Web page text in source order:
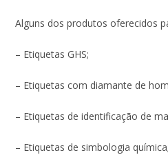
Alguns dos produtos oferecidos
– Etiquetas GHS;
– Etiquetas com diamante de
– Etiquetas de identificação de
– Etiquetas de simbologia química;